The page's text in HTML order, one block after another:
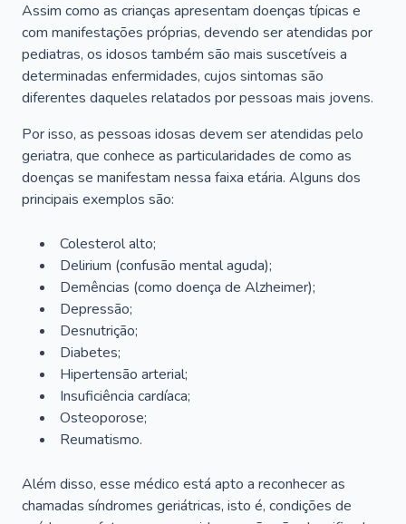
Assim como as crianças apresentam doenças típicas e
com manifestações próprias, devendo ser atendidas por
pediatras, os idosos também são mais suscetíveis a
determinadas enfermidades, cujos sintomas são
diferentes daqueles relatados por pessoas mais jovens.
Por isso, as pessoas idosas devem ser atendidas pelo
geriatra, que conhece as particularidades de como as
doenças se manifestam nessa faixa etária. Alguns dos
principais exemplos são:
Colesterol alto;
Delirium (confusão mental aguda);
Demências (como doença de Alzheimer);
Depressão;
Desnutrição;
Diabetes;
Hipertensão arterial;
Insuficiência cardíaca;
Osteoporose;
Reumatismo.
Além disso, esse médico está apto a reconhecer as
chamadas síndromes geriátricas, isto é, condições de